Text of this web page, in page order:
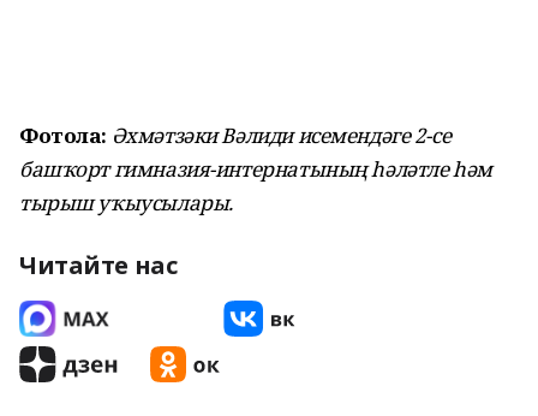
Фотола: Әхмәтзәки Вәлиди исемендәге 2-се
башҡорт гимназия-интернатының һәләтле һәм
тырыш уҡыусылары.
Читайте нас